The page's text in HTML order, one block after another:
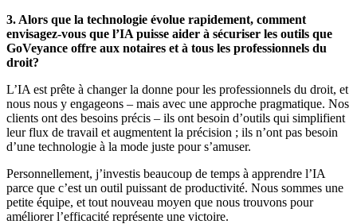
3. Alors que la technologie évolue rapidement, comment
envisagez-vous que l’IA puisse aider à sécuriser les outils que
GoVeyance offre aux notaires et à tous les professionnels du
droit?
L’IA est prête à changer la donne pour les professionnels du droit, et
nous nous y engageons – mais avec une approche pragmatique. Nos
clients ont des besoins précis – ils ont besoin d’outils qui simplifient
leur flux de travail et augmentent la précision ; ils n’ont pas besoin
d’une technologie à la mode juste pour s’amuser.
Personnellement, j’investis beaucoup de temps à apprendre l’IA
parce que c’est un outil puissant de productivité. Nous sommes une
petite équipe, et tout nouveau moyen que nous trouvons pour
améliorer l’efficacité représente une victoire.